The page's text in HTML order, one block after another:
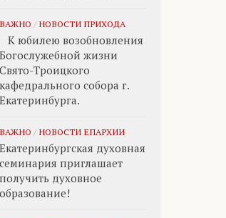
ВАЖНО / НОВОСТИ ПРИХОДА
К юбилею возобновления
Богослужебной жизни
Свято-Троицкого
кафедрального собора г.
Екатеринбурга.
ВАЖНО / НОВОСТИ ЕПАРХИИ
Екатеринбургская духовная
семинария приглашает
получить духовное
образование!